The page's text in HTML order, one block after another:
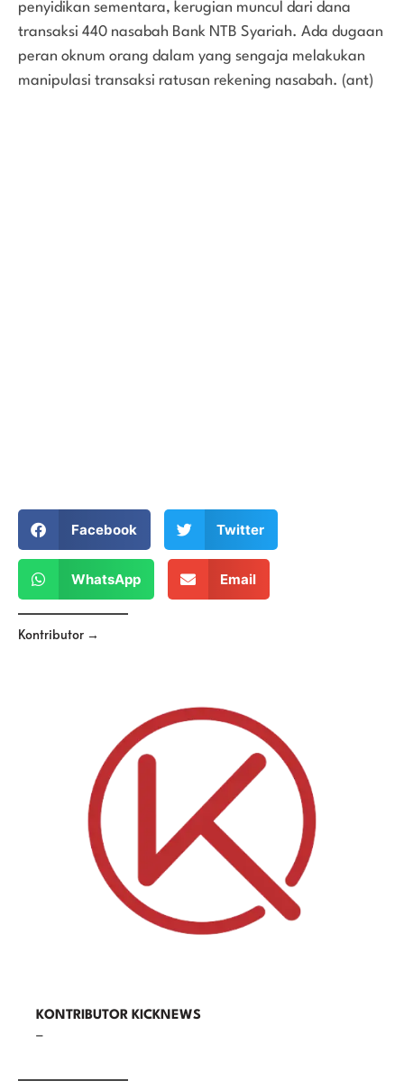
penyidikan sementara, kerugian muncul dari dana
transaksi 440 nasabah Bank NTB Syariah. Ada dugaan
peran oknum orang dalam yang sengaja melakukan
manipulasi transaksi ratusan rekening nasabah. (ant)
Facebook Twitter
WhatsApp Email
Kontributor →
KONTRIBUTOR KICKNEWS
–